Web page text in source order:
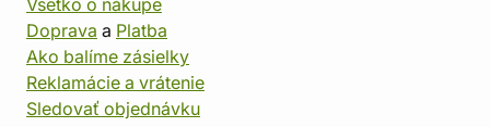
Všetko o nákupe
Doprava a Platba
Ako balíme zásielky
Reklamácie a vrátenie
Sledovať objednávku